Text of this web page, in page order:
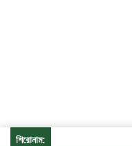
শিরোনাম: